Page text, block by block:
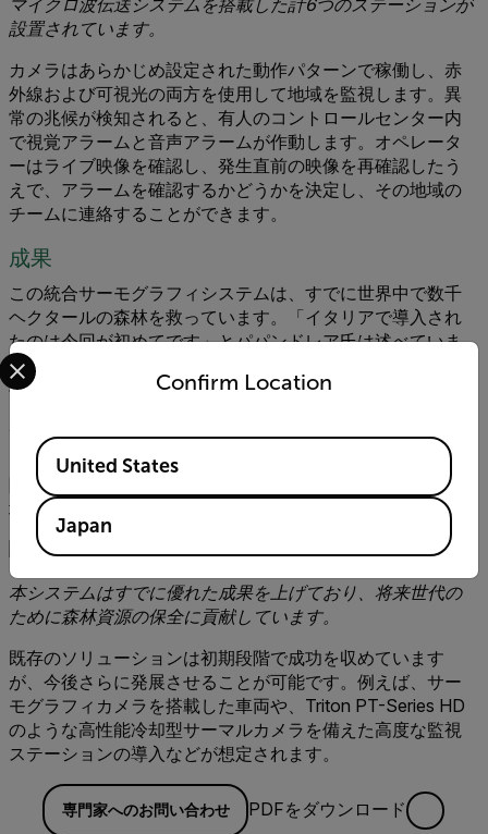
設置されています。
カメラはあらかじめ設定された動作パターンで稼働し、赤
外線および可視光の両方を使用して地域を監視します。異
常の兆候が検知されると、有人のコントロールセンター内
で視覚アラームと音声アラームが作動します。オペレータ
ーはライブ映像を確認し、発生直前の映像を再確認したう
えで、アラームを確認するかどうかを決定し、その地域の
チームに連絡することができます。
成果
この統合サーモグラフィシステムは、すでに世界中で数千
ヘクタールの森林を救っています。「イタリアで導入され
たのは今回が初めてです」とパパンドレア氏は述べていま
す。「初期テストの結果からも、当社のソリューションを
採用した地域当局の判断は革新的かつ先見性のあるもので
高く、誤報を最小限に抑えることができ、さらに対応段階
においても非常に有効であることが実証されています。実
際、ソフトウェアは火災の拡大方向を予測できるため、現
場の対応チームを適切に誘導することが可能です。」
本システムはすでに優れた成果を上げており、将来世代の
ために森林資源の保全に貢献しています。
既存のソリューションは初期段階で成功を収めています
が、今後さらに発展させることが可能です。例えば、サー
モグラフィカメラを搭載した車両や、Triton PT-Series HD
のような高性能冷却型サーマルカメラを備えた高度な監視
ステーションの導入などが想定されます。
専門家へのお問い合わせ PDFをダウンロード
Confirm Location
Select your preferred country and language from the
Available Locations
United States
Japan